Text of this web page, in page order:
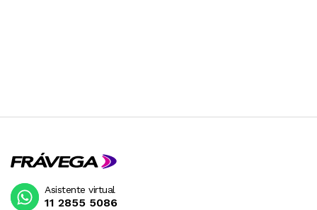
Asistente virtual
11 2855 5086